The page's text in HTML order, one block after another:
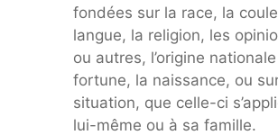
fondées sur la race, la
langue, la religion, les
ou autres, l’origine
fortune, la naissance, ou
situation, que celle-ci
lui-même ou à sa famille.